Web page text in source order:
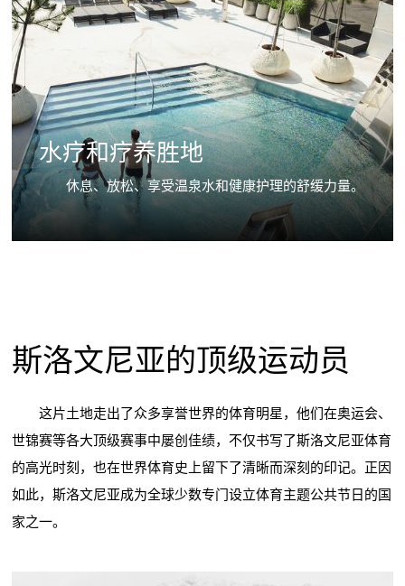
水疗和疗养胜地
休息、放松、享受温泉水和健康护理的舒缓力量。
斯洛文尼亚的顶级运动员
这片土地走出了众多享誉世界的体育明星，他们在奥运会、
世锦赛等各大顶级赛事中屡创佳绩，不仅书写了斯洛文尼亚体育
的高光时刻，也在世界体育史上留下了清晰而深刻的印记。正因
如此，斯洛文尼亚成为全球少数专门设立体育主题公共节日的国
家之一。